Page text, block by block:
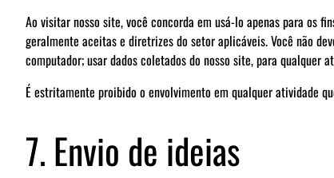
Ao visitar nosso site, você concorda em usá-lo apenas para os
geralmente aceitas e diretrizes do setor aplicáveis. Você não
computador; usar dados coletados do nosso site, para
É estritamente proibido o envolvimento em qualquer atividade
7. Envio de ideias